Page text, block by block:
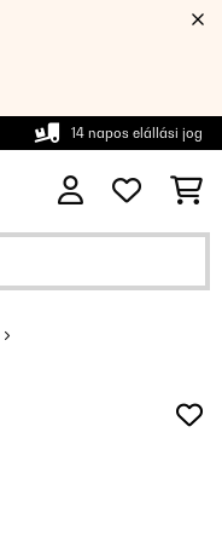
14 napos elállási jog